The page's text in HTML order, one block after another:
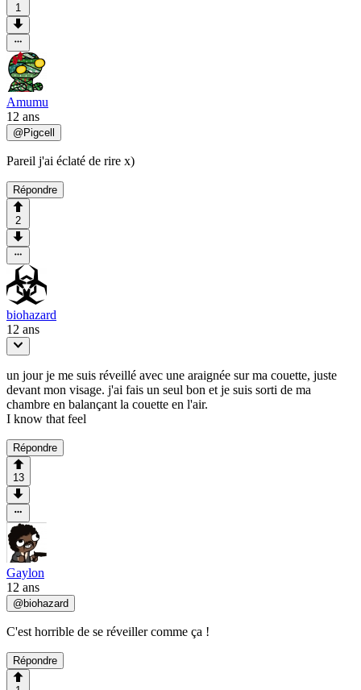
1
Amumu
12 ans
@ Pigcell
Pareil j'ai éclaté de rire x)
Répondre
2
biohazard
12 ans
un jour je me suis réveillé avec une araignée sur ma couette, juste
devant mon visage. j'ai fais un seul bon et je suis sorti de ma
chambre en balançant la couette en l'air.
I know that feel
Répondre
13
Gaylon
12 ans
@ biohazard
C'est horrible de se réveiller comme ça !
Répondre